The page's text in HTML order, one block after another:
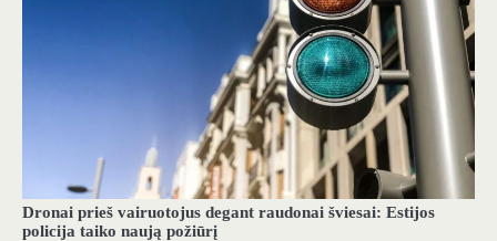
Dronai prieš vairuotojus degant raudonai šviesai: Estijos
policija taiko naują požiūrį